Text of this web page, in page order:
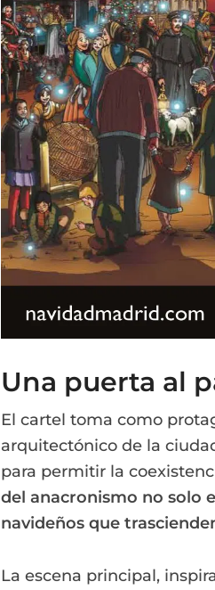
Una puerta al
El cartel toma como
arquitectónico de la
para permitir la
del anacronismo no solo
navideños que
La escena principal,